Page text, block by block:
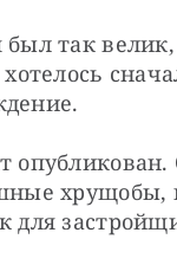
так
хрущобы,
для